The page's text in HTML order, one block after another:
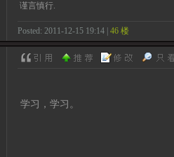
谨言慎行.
Posted: 2011-12-15 19:14 | 46 楼
学习，学习。